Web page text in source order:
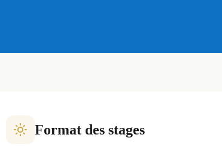
Format des stages